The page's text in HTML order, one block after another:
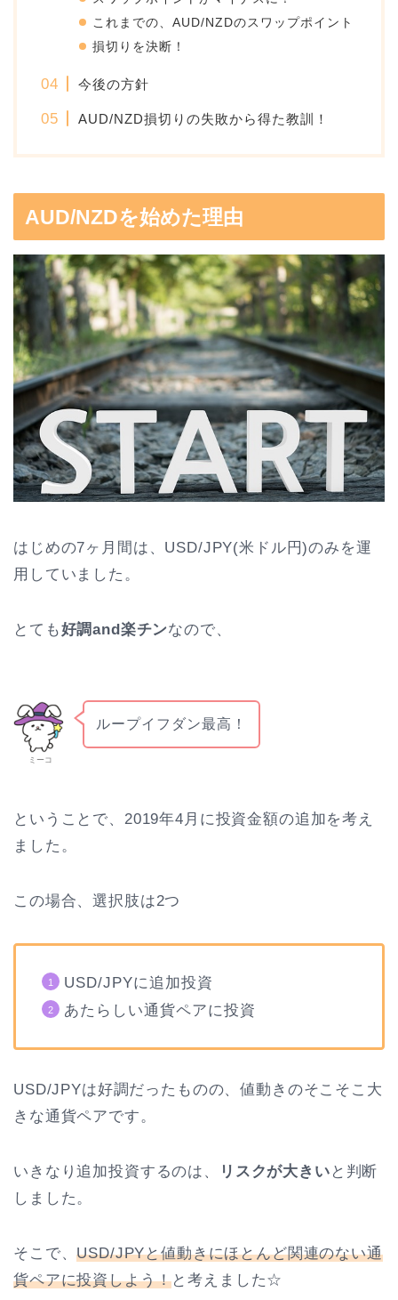
これまでの、AUD/NZDのスワップポイント
損切りを決断！
今後の方針
AUD/NZD損切りの失敗から得た教訓！
AUD/NZDを始めた理由
はじめの7ヶ月間は、USD/JPY(米ドル円)のみを運
用していました。
とても好調and楽チンなので、
ミーコ
ループイフダン最高！
ということで、2019年4月に投資金額の追加を考え
ました。
この場合、選択肢は2つ
USD/JPYに追加投資
あたらしい通貨ペアに投資
USD/JPYは好調だったものの、値動きのそこそこ大
きな通貨ペアです。
いきなり追加投資するのは、 リスクが大きい と判断
しました。
そこで、USD/JPYと値動きにほとんど関連のない通
貨ペアに投資しよう！と考えました☆